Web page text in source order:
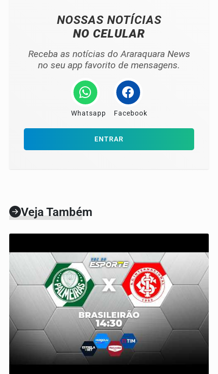
NOSSAS NOTÍCIAS
NO CELULAR
Receba as notícias do Araraquara News
no seu app favorito de mensagens.
Whatsapp Facebook
ENTRAR
Veja Também